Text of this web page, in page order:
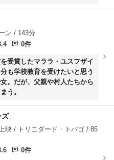
は、今日1日カウンセリング
けようと推理し始める。18歳
貧相下劣な成功者の男、同性
に生きてきた老女、人生に対し
。犯人はこの中にいるのか？
が患者のセッションを分析し
性を探るサイコ・ミステリ
ン / 143分
0件
受賞したマララ・ユスフザイ
も学校教育を受けたいと思う
。だが、父親や村人たちから
う。
ズ
映 / トリニダード・トバゴ / 85
0件